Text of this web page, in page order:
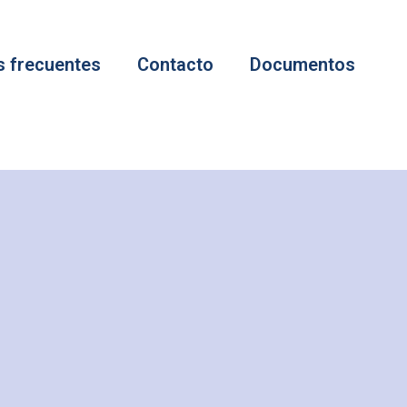
frecuentes Contacto Documentos